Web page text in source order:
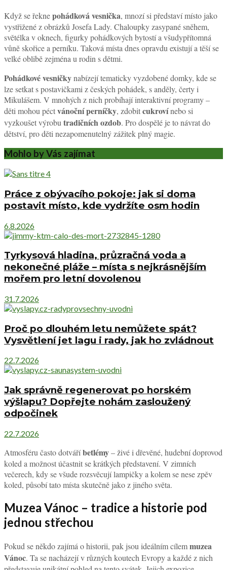
Když se řeknepohádková vesnička, mnozí si představí místo jako
vystřižené z obrázků Josefa Lady. Chaloupky zasypané sněhem,
světélka v oknech, figurky pohádkových bytostí a všudypřítomná
vůně skořice a perníku. Taková místa dnes opravdu existují a těší se
velké oblibě zejména u rodin s dětmi.
Pohádkové vesničkynabízejí tematicky vyzdobené domky, kde se
lze setkat s postavičkami z českých pohádek, s anděly, čerty i
Mikulášem. V mnohých z nich probíhají interaktivní programy –
děti mohou péctvánoční perníčky, zdobitcukrovínebo si
vyzkoušet výrobu tradičních ozdob. Pro dospělé je to návrat do
dětství, pro děti nezapomenutelný zážitek plný magie.
Mohlo by Vás zajímat
Práce z obývacího pokoje: jak si doma
postavit místo, kde vydržíte osm hodin
6.8.2026
Tyrkysová hladina, průzračná voda a
nekonečné pláže – místa s nejkrásnějším
mořem pro letní dovolenou
31.7.2026
Proč po dlouhém letu nemůžete spát?
Vysvětlení jet lagu i rady, jak ho zvládnout
22.7.2026
Jak správně regenerovat po horském
výšlapu? Dopřejte nohám zasloužený
odpočinek
22.7.2026
Atmosféru často dotváříbetlémy– živé i dřevěné, hudební doprovod
koled a možnost účastnit se krátkých představení. V zimních
večerech, kdy se všude rozsvěcují lampičky a kolem se nese zpěv
koled, působí tato místa skutečně jako z jiného světa.
Muzea Vánoc – tradice a historie pod
jednou střechou
Pokud se někdo zajímá o historii, pak jsou ideálním cílemmuzea
Vánoc. Ta se nacházejí v různých koutech Evropy a každé z nich